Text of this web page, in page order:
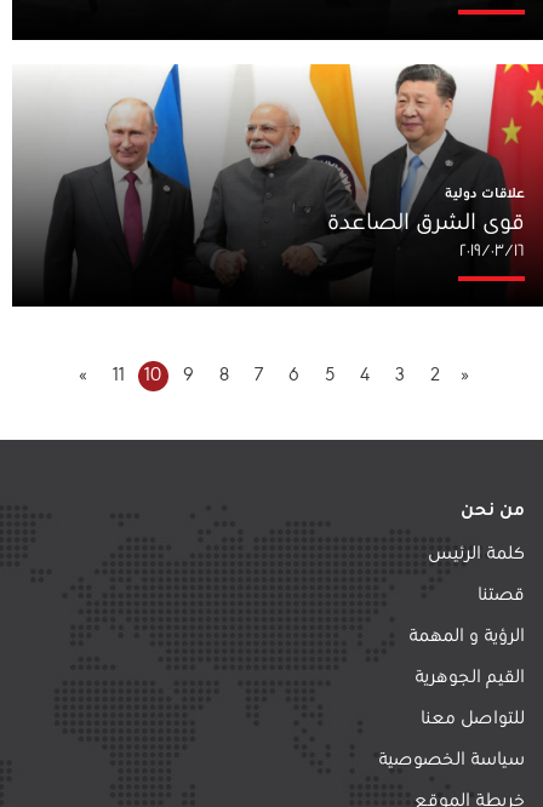
علاقات دولية
قوى الشرق الصاعدة
١٦‏/٠٣‏/٢٠١٩
«
2
3
4
5
6
7
8
9
10
11
»
من نحن
كلمة الرئيس
قصتنا
الرؤية و المهمة
القيم الجوهرية
للتواصل معنا
سياسة الخصوصية
خريطة الموقع